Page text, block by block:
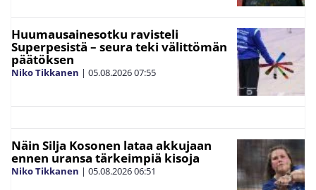
Huumausainesotku ravisteli
Superpesistä – seura teki välittömän
päätöksen
Niko Tikkanen | 05.08.202607:55
Näin Silja Kosonen lataa akkujaan
ennen uransa tärkeimpiä kisoja
Niko Tikkanen | 05.08.202606:51